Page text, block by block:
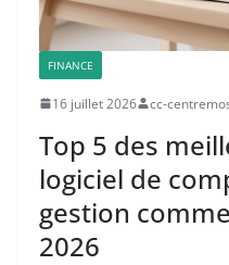
FINANCE
16 juillet 2026 cc-
Top 5 des
logiciel de
gestion
2026